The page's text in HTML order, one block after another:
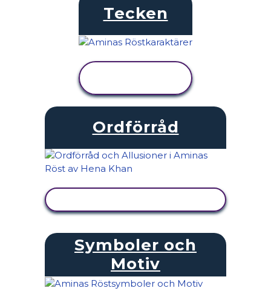
Tecken
Ordförråd
Symboler och
Motiv